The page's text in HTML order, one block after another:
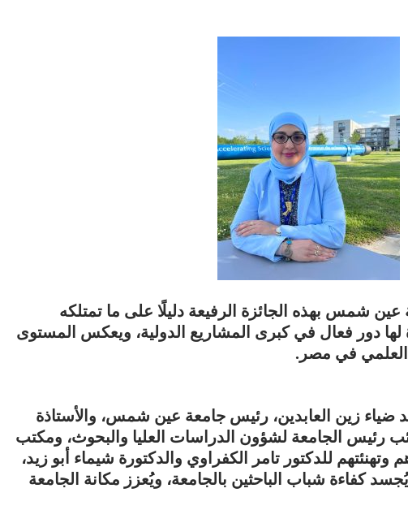
شمس بهذه الجائزة الرفيعة دليلًا على ما تمتلكه
لها دور فعال في كبرى المشاريع الدولية، ويعكس المستوى
العلمي في مصر.
ضياء زين العابدين، رئيس جامعة عين شمس، والأستاذة
رئيس الجامعة لشؤون الدراسات العليا والبحوث، ومكتب
وتهنئتهم للدكتور تامر الكفراوي والدكتورة شيماء أبو زيد،
كفاءة شباب الباحثين بالجامعة، ويُعزز مكانة الجامعة